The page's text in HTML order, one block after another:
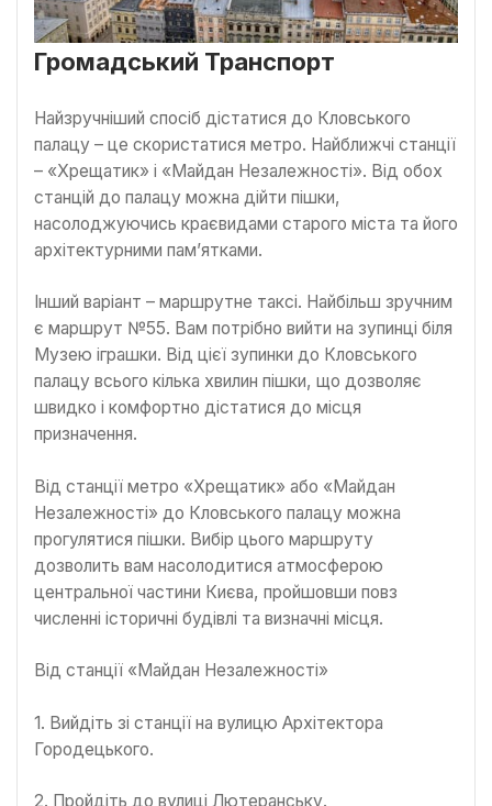
Громадський Транспорт
Найзручніший спосіб дістатися до Кловського
палацу – це скористатися метро. Найближчі станції
– «Хрещатик» і «Майдан Незалежності». Від обох
станцій до палацу можна дійти пішки,
насолоджуючись краєвидами старого міста та його
архітектурними пам’ятками.
Інший варіант – маршрутне таксі. Найбільш зручним
є маршрут №55. Вам потрібно вийти на зупинці біля
Музею іграшки. Від цієї зупинки до Кловського
палацу всього кілька хвилин пішки, що дозволяє
швидко і комфортно дістатися до місця
призначення.
Від станції метро «Хрещатик» або «Майдан
Незалежності» до Кловського палацу можна
прогулятися пішки. Вибір цього маршруту
дозволить вам насолодитися атмосферою
центральної частини Києва, пройшовши повз
численні історичні будівлі та визначні місця.
Від станції «Майдан Незалежності»
1. Вийдіть зі станції на вулицю Архітектора
Городецького.
2. Пройдіть до вулиці Лютеранську.